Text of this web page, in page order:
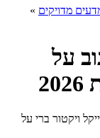
מדויקים »
על
ומייקל ויקטור ברי על